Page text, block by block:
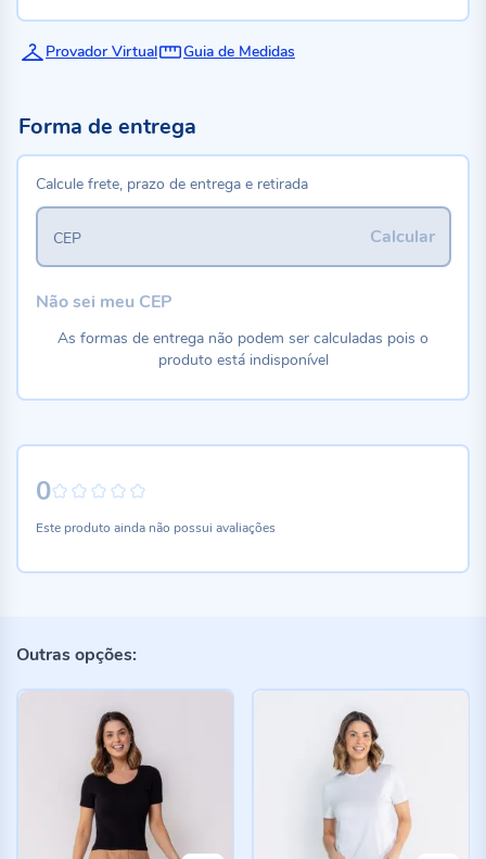
Provador Virtual Guia de Medidas
0
Este produto ainda não possui avaliações
Forma de entrega
Calcule frete, prazo de entrega e retirada
Calcular
CEP
Não sei meu CEP
As formas de entrega não podem ser calculadas pois o
produto está indisponível
Outras opções: